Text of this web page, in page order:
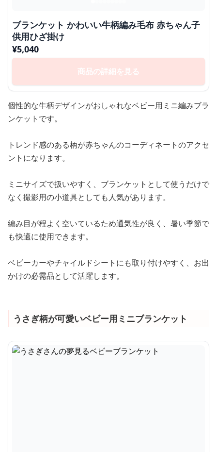
ブランケット かわいい牛柄編み毛布 赤ちゃん子
供用ひざ掛け
¥5,040
商品の詳細を見る
個性的な牛柄デザインがおしゃれなベビー用ミニ編みブラ
ンケットです。
トレンド感のある柄が赤ちゃんのコーディネートのアクセ
ントになります。
ミニサイズで扱いやすく、ブランケットとして使うだけで
なく撮影用の小道具としても人気があります。
編み目が程よく空いているため通気性が良く、暑い季節で
も快適に使用できます。
ベビーカーやチャイルドシートにも取り付けやすく、お出
かけの必需品として活躍します。
うさぎ柄が可愛いベビー用ミニブランケット